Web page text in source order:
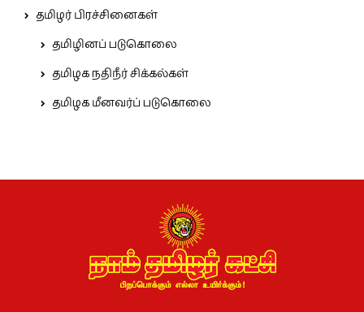
தமிழர் பிரச்சினைகள்
தமிழினப் படுகொலை
தமிழக நதிநீர் சிக்கல்கள்
தமிழக மீனவர்ப் படுகொலை